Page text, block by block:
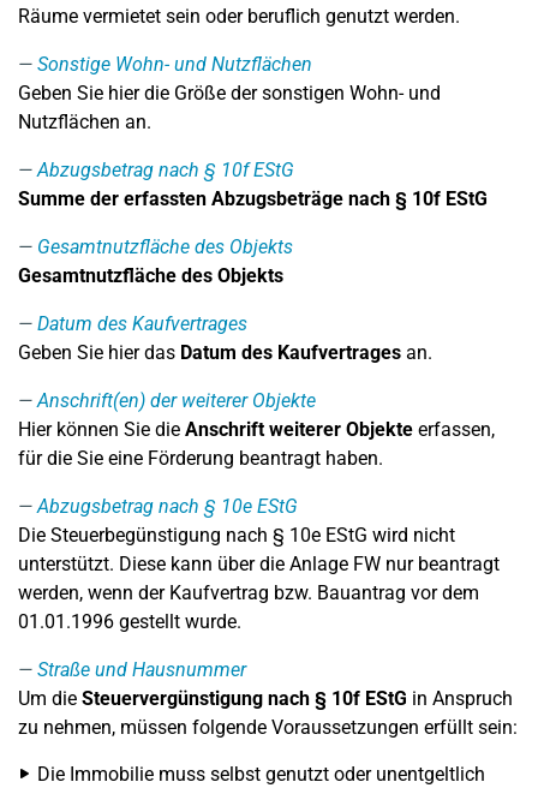
Räume vermietet sein oder beruflich genutzt werden.
Sonstige Wohn- und Nutzflächen
Geben Sie hier die Größe der sonstigen Wohn- und
Nutzflächen an.
Abzugsbetrag nach § 10f EStG
Summe der erfassten Abzugsbeträge nach § 10f EStG
Gesamtnutzfläche des Objekts
Gesamtnutzfläche des Objekts
Datum des Kaufvertrages
Geben Sie hier das Datum des Kaufvertrages an.
Anschrift(en) der weiterer Objekte
Hier können Sie die Anschrift weiterer Objekte erfassen,
für die Sie eine Förderung beantragt haben.
Abzugsbetrag nach § 10e EStG
Die Steuerbegünstigung nach § 10e EStG wird nicht
unterstützt. Diese kann über die Anlage FW nur beantragt
werden, wenn der Kaufvertrag bzw. Bauantrag vor dem
01.01.1996 gestellt wurde.
Straße und Hausnummer
Um die Steuervergünstigung nach § 10f EStG in Anspruch
zu nehmen, müssen folgende Voraussetzungen erfüllt sein:
Die Immobilie muss selbst genutzt oder unentgeltlich